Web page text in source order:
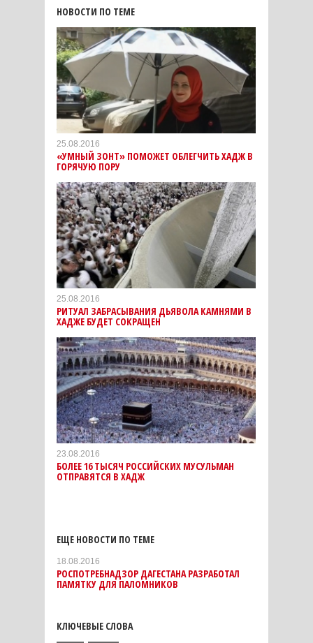
НОВОСТИ ПО ТЕМЕ
25.08.2016
«УМНЫЙ ЗОНТ» ПОМОЖЕТ ОБЛЕГЧИТЬ ХАДЖ В
ГОРЯЧУЮ ПОРУ
25.08.2016
РИТУАЛ ЗАБРАСЫВАНИЯ ДЬЯВОЛА КАМНЯМИ В
ХАДЖЕ БУДЕТ СОКРАЩЕН
23.08.2016
БОЛЕЕ 16 ТЫСЯЧ РОССИЙСКИХ МУСУЛЬМАН
ОТПРАВЯТСЯ В ХАДЖ
ЕЩЕ НОВОСТИ ПО ТЕМЕ
18.08.2016
РОСПОТРЕБНАДЗОР ДАГЕСТАНА РАЗРАБОТАЛ
ПАМЯТКУ ДЛЯ ПАЛОМНИКОВ
КЛЮЧЕВЫЕ СЛОВА